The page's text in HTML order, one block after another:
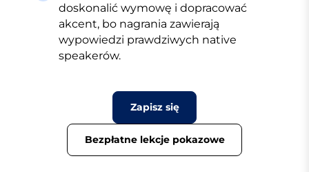
doskonalić wymowę i dopracować
akcent, bo nagrania zawierają
wypowiedzi prawdziwych native
speakerów.
Zapisz się
Bezpłatne lekcje pokazowe